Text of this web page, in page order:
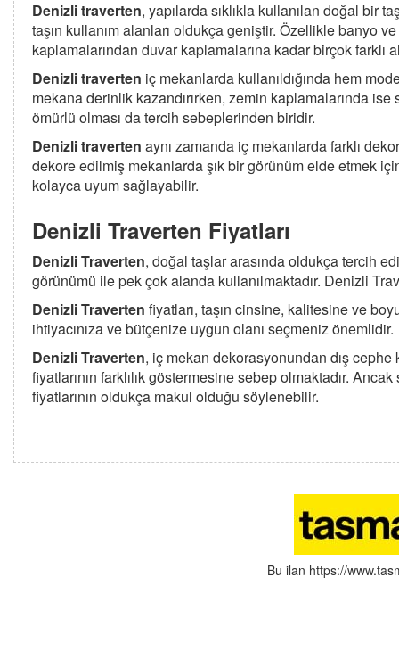
Denizli traverten, yapılarda sıklıkla kullanılan doğal bir
taşın kullanım alanları oldukça geniştir. Özellikle banyo
kaplamalarından duvar kaplamalarına kadar birçok farklı
Denizli traverten iç mekanlarda kullanıldığında hem
mekana derinlik kazandırırken, zemin kaplamalarında ise
ömürlü olması da tercih sebeplerinden biridir.
Denizli traverten aynı zamanda iç mekanlarda farklı
dekore edilmiş mekanlarda şık bir görünüm elde etmek
kolayca uyum sağlayabilir.
Denizli Traverten Fiyatları
Denizli Traverten, doğal taşlar arasında oldukça tercih
görünümü ile pek çok alanda kullanılmaktadır. Denizli
Denizli Traverten fiyatları, taşın cinsine, kalitesine ve
ihtiyacınıza ve bütçenize uygun olanı seçmeniz önemlidir.
Denizli Traverten, iç mekan dekorasyonundan dış
fiyatlarının farklılık göstermesine sebep olmaktadır. Ancak
fiyatlarının oldukça makul olduğu söylenebilir.
Bu ilan https://